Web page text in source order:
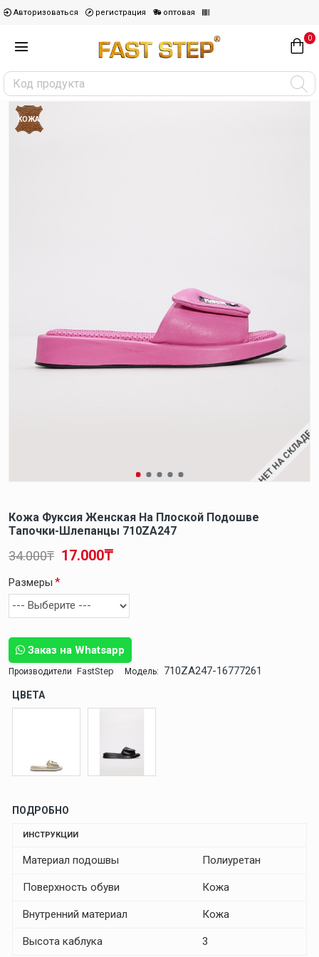
Авторизоваться регистрация оптовая
0
НЕТ НА СКЛАДЕ
КОЖА
Кожа Фуксия Женская На Плоской Подошве
Тапочки-Шлепанцы 710ZA247
Заказ на Whatsapp
Производители FastStep Модель: 710ZA247-16777261
17.000₸
34.000₸
Размеры
ЦВЕТА
ПОДРОБНО
ИНСТРУКЦИИ
Материал подошвы Полиуретан
Поверхность обуви Кожа
Внутренний материал Кожа
Высота каблука 3